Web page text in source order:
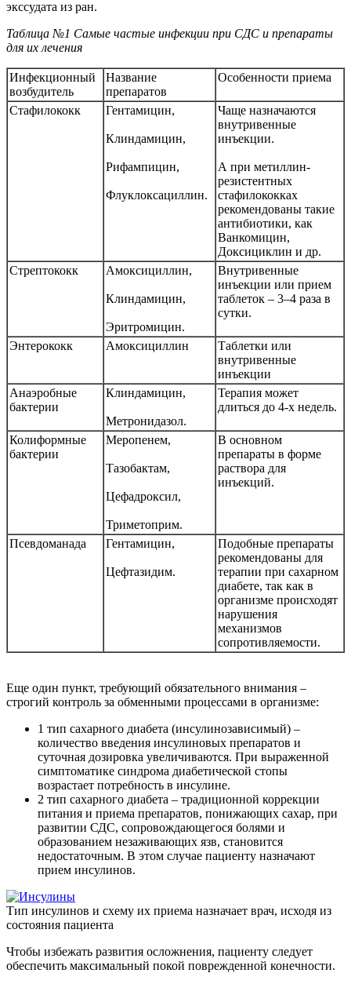
экссудата из ран.
Таблица №1 Самые частые инфекции при СДС и препараты
для их лечения
Инфекционный
возбудитель
Название
препаратов
Особенности приема
Стафилококк Гентамицин,
Клиндамицин,
Рифампицин,
Флуклоксациллин.
Чаще назначаются
внутривенные
инъекции.
А при метиллин-
резистентных
стафилококках
рекомендованы такие
антибиотики, как
Ванкомицин,
Доксициклин и др.
Стрептококк
Амоксициллин,
Клиндамицин,
Эритромицин.
Внутривенные
инъекции или прием
таблеток – 3–4 раза в
сутки.
Энтерококк Амоксициллин
Таблетки или
внутривенные
инъекции
Анаэробные
бактерии
Клиндамицин,
Метронидазол.
Терапия может
длиться до 4-х недель.
Колиформные
бактерии
Меропенем,
Тазобактам,
Цефадроксил,
Триметоприм.
В основном
препараты в форме
раствора для
инъекций.
Псевдоманада Гентамицин,
Цефтазидим.
Подобные препараты
рекомендованы для
терапии при сахарном
диабете, так как в
организме происходят
нарушения
механизмов
сопротивляемости.
Еще один пункт, требующий обязательного внимания –
строгий контроль за обменными процессами в организме:
1 тип сахарного диабета (инсулинозависимый) –
количество введения инсулиновых препаратов и
суточная дозировка увеличиваются. При выраженной
симптоматике синдрома диабетической стопы
возрастает потребность в инсулине.
2 тип сахарного диабета – традиционной коррекции
питания и приема препаратов, понижающих сахар, при
развитии СДС, сопровождающегося болями и
образованием незаживающих язв, становится
недостаточным. В этом случае пациенту назначают
прием инсулинов.
Тип инсулинов и схему их приема назначает врач, исходя из
состояния пациента
Чтобы избежать развития осложнения, пациенту следует
обеспечить максимальный покой поврежденной конечности.